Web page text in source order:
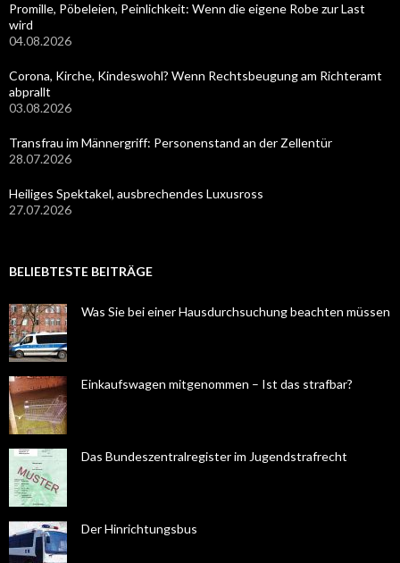
Promille, Pöbeleien, Peinlichkeit: Wenn die eigene Robe zur Last
wird
04.08.2026
Corona, Kirche, Kindeswohl? Wenn Rechtsbeugung am Richteramt
abprallt
03.08.2026
Transfrau im Männergriff: Personenstand an der Zellentür
28.07.2026
Heiliges Spektakel, ausbrechendes Luxusross
27.07.2026
BELIEBTESTE BEITRÄGE
Was Sie bei einer Hausdurchsuchung beachten müssen
Einkaufswagen mitgenommen – Ist das strafbar?
Das Bundeszentralregister im Jugendstrafrecht
Der Hinrichtungsbus